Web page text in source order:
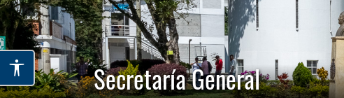
Secretaría General